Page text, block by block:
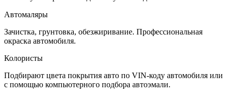
Автомаляры
Зачистка, грунтовка, обезжиривание. Профессиональная
окраска автомобиля.
Колористы
Подбирают цвета покрытия авто по VIN-коду автомобиля или
с помощью компьютерного подбора автоэмали.